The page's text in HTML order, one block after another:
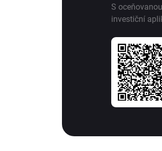
S
investiční